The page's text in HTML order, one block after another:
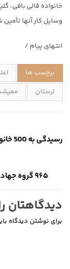
خانواده قالی بافی،
وسایل کار آنها تأمین شده است و ۳ نفر از آنها نیز
انتهای پیام /
برچسب ها
لرستان
رسیدگی به 500 خانواده شیعه و سنی مرزنشین توسط روحانی جهادی
۹۶۵ گروه جهادی محله‌محور در خراسان جنوبی فعال هستند
دیدگاهتان
برای نوشتن دیدگاه